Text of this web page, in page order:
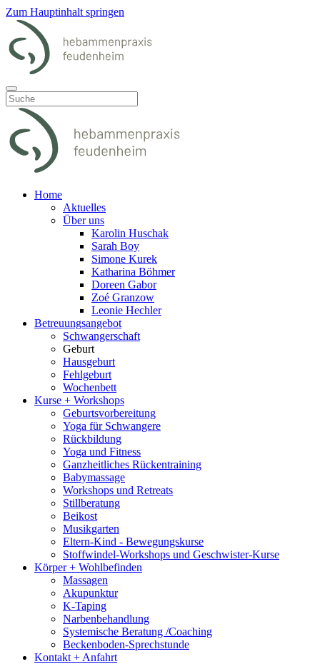
Zum Hauptinhalt springen
Home
Aktuelles
Über uns
Karolin Huschak
Sarah Boy
Simone Kurek
Katharina Böhmer
Doreen Gabor
Zoé Granzow
Leonie Hechler
Betreuungsangebot
Schwangerschaft
Geburt
Hausgeburt
Fehlgeburt
Wochenbett
Kurse + Workshops
Geburtsvorbereitung
Yoga für Schwangere
Rückbildung
Yoga und Fitness
Ganzheitliches Rückentraining
Babymassage
Workshops und Retreats
Stillberatung
Beikost
Musikgarten
Eltern-Kind - Bewegungskurse
Stoffwindel-Workshops und Geschwister-Kurse
Körper + Wohlbefinden
Massagen
Akupunktur
K-Taping
Narbenbehandlung
Systemische Beratung /Coaching
Beckenboden-Sprechstunde
Kontakt + Anfahrt